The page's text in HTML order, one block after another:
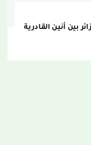
بين أنين القادرية